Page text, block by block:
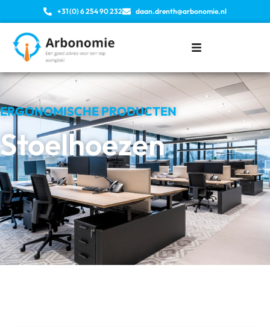
+31 (0) 6 254 90 232 daan.drenth@arbonomie.nl
ERGONOMISCHE PRODUCTEN
Stoelhoezen